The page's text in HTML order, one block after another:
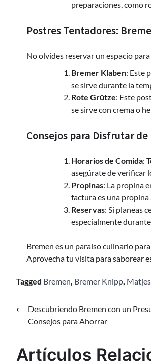
preparaciones, como
Postres Tentadores:
No olvides reservar un espacio
Bremer Klaben: Este
se sirve durante la
Rote Grütze: Este
se sirve con crema o
Consejos para Disfrutar
Horarios de Comida:
asegúrate de verificar
Propinas: La propina
factura es una propina
Reservas: Si planeas
especialmente
Bremen es un paraíso culinario
Aprovecha tu visita para saborear
Tagged Bremen, Bremer Knipp, Matjes
Navegación
⟵Descubriendo Bremen con un
Consejos para Ahorrar
Artículos